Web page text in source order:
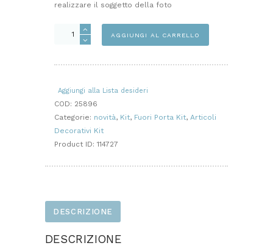
realizzare il soggetto della foto
FUORIPORTA
CASETTA
AGGIUNGI AL CARRELLO
Aggiungi alla Lista desideri
COD: 25896
Categorie: novità, Kit, Fuori Porta Kit, Articoli
Decorativi Kit
Product ID: 114727
DESCRIZIONE
DESCRIZIONE